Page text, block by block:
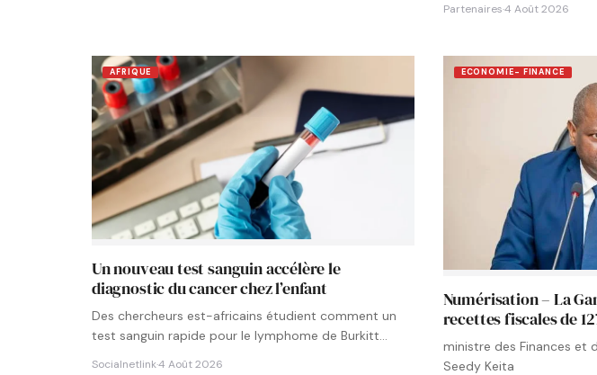
Partenaires·4 Août 2026
AFRIQUE
Un nouveau test sanguin accélère le
diagnostic du cancer chez l’enfant
Des chercheurs est-africains étudient comment un
test sanguin rapide pour le lymphome de Burkitt
Socialnetlink·4 Août 2026
ECONOMIE- FINANCE
Numérisation – La
recettes fiscales de
ministre des Finances et
Seedy Keita